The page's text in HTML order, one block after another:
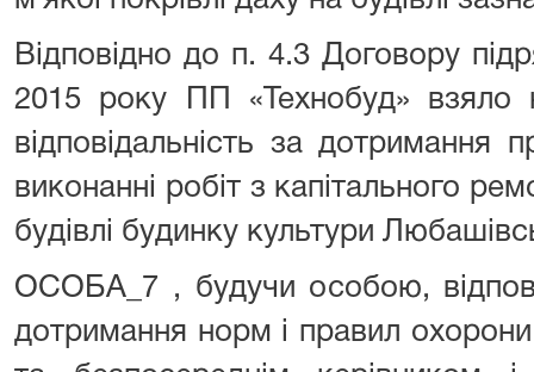
Відповідно до п. 4.3 Договору
2015 року ПП «Технобуд» взяло
відповідальність за дотримання
виконанні робіт з капітального
будівлі будинку культури
ОСОБА_7 , будучи особою,
дотримання норм і правил